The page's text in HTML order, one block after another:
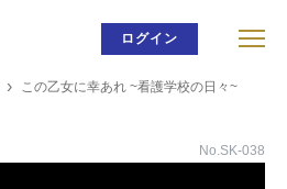
ログイン
この乙女に幸あれ ~看護学校の日々~
No.SK-038